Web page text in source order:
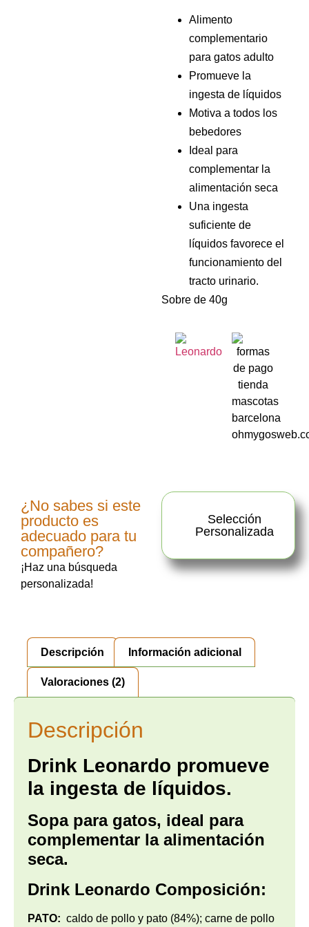
Alimento
complementario
para gatos adulto
Promueve la
ingesta de líquidos
Motiva a todos los
bebedores
Ideal para
complementar la
alimentación seca
Una ingesta
suficiente de
líquidos favorece el
funcionamiento del
tracto urinario.
Sobre de 40g
¿No sabes si este
producto es
adecuado para tu
compañero?
¡Haz una búsqueda
personalizada!
Selección
Personalizada
Descripción Información adicional
Valoraciones (2)
Descripción
Drink Leonardo promueve
la ingesta de líquidos.
Sopa para gatos, ideal para
complementar la alimentación
seca.
Drink Leonardo Composición:
PATO: caldo de pollo y pato (84%); carne de pollo